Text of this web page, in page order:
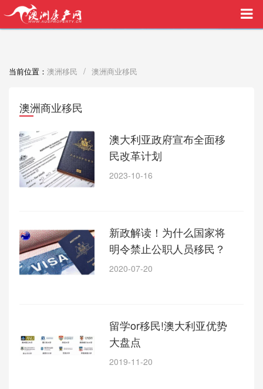
买家中介VIP服务，助您安心购房
当前位置： 澳洲移民 / 澳洲商业移民
澳洲商业移民
澳大利亚政府宣布全面移
民改革计划
2023-10-16
新政解读！为什么国家将
明令禁止公职人员移民？
2020-07-20
留学or移民!澳大利亚优势
大盘点
2019-11-20